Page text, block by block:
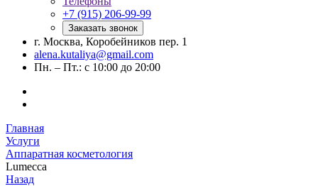
+7 (915) 206-99-99
Заказать звонок
г. Москва, Коробейников пер. 1
alena.kutaliya@gmail.com
Пн. – Пт.: с 10:00 до 20:00
Главная
Услуги
Аппаратная косметология
Lumecca
Назад